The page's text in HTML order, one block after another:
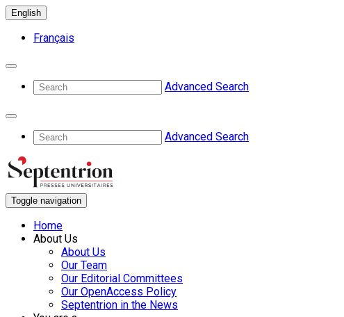
English
Français
Advanced Search
Advanced Search
Toggle navigation
Home
About Us
About Us
Our Team
Our Editorial Committees
Our OpenAccess Policy
Septentrion in the News